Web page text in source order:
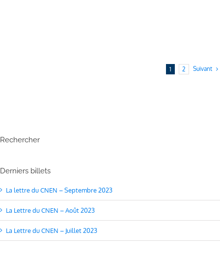
1 2 Suivant
Rechercher
Derniers billets
La lettre du CNEN – Septembre 2023
La Lettre du CNEN – Août 2023
La Lettre du CNEN – Juillet 2023